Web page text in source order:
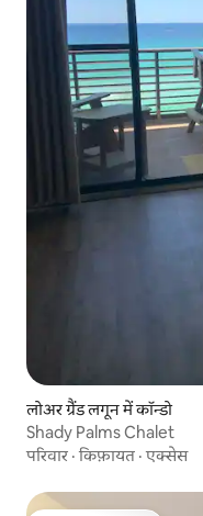
लोअर ग्रैंड लगून में कॉन्डो
Shady Palms Chalet
परिवार ·किफ़ायत ·एक्सेस